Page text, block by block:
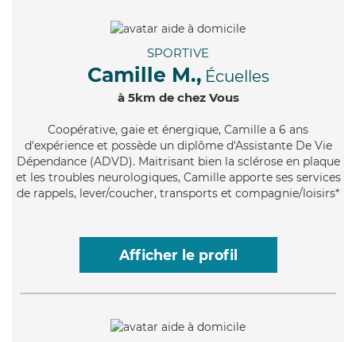
SPORTIVE
Camille M., Écuelles
à 5km de chez Vous
Coopérative, gaie et énergique, Camille a 6 ans
d'expérience et possède un diplôme d'Assistante De Vie
Dépendance (ADVD). Maitrisant bien la sclérose en plaque
et les troubles neurologiques, Camille apporte ses services
de rappels, lever/coucher, transports et compagnie/loisirs*
Afficher le profil